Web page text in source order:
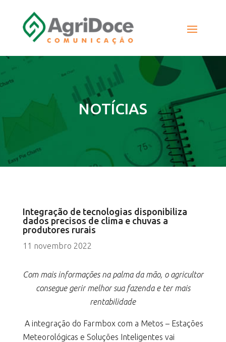
NOTÍCIAS
Integração de tecnologias disponibiliza
dados precisos de clima e chuvas a
produtores rurais
11 novembro 2022
Com mais informações na palma da mão, o agricultor
consegue gerir melhor sua fazenda e ter mais
rentabilidade
A integração do Farmbox com a Metos – Estações
Meteorológicas e Soluções Inteligentes vai